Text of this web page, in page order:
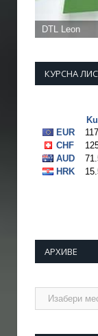
КУРСНА
АРХИВЕ
Архиве